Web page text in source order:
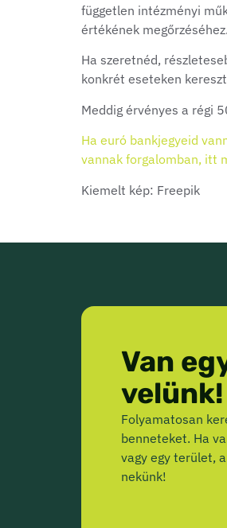
független intézményi
értékének megőrzéséhez.
Ha szeretnéd,
konkrét eseteken
Meddig érvényes a régi
Ha euró bankjegyeid
vannak forgalomban, itt
Kiemelt kép: Freepik
Van
velünk!
Folyamatosan
benneteket. Ha
vagy egy terület,
nekünk!